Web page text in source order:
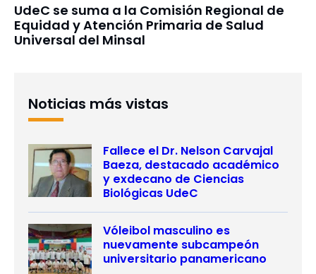
UdeC se suma a la Comisión Regional de
Equidad y Atención Primaria de Salud
Universal del Minsal
Noticias más vistas
Fallece el Dr. Nelson Carvajal
Baeza, destacado académico
y exdecano de Ciencias
Biológicas UdeC
Vóleibol masculino es
nuevamente subcampeón
universitario panamericano